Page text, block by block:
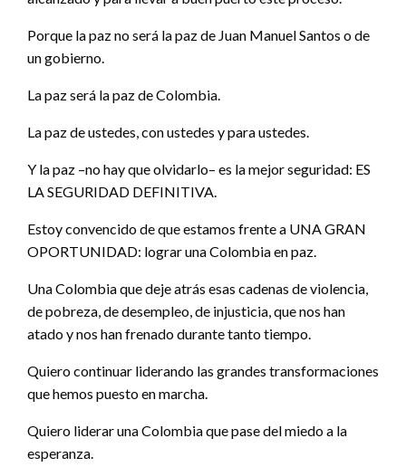
Porque la paz no será la paz de Juan Manuel Santos o de
un gobierno.
La paz será la paz de Colombia.
La paz de ustedes, con ustedes y para ustedes.
Y la paz –no hay que olvidarlo– es la mejor seguridad: ES
LA SEGURIDAD DEFINITIVA.
Estoy convencido de que estamos frente a UNA GRAN
OPORTUNIDAD: lograr una Colombia en paz.
Una Colombia que deje atrás esas cadenas de violencia,
de pobreza, de desempleo, de injusticia, que nos han
atado y nos han frenado durante tanto tiempo.
Quiero continuar liderando las grandes transformaciones
que hemos puesto en marcha.
Quiero liderar una Colombia que pase del miedo a la
esperanza.